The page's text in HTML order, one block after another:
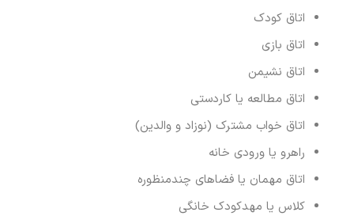
اتاق کودک
اتاق بازی
اتاق نشیمن
اتاق مطالعه یا کاردستی
اتاق خواب مشترک (نوزاد و والدین)
راهرو یا ورودی خانه
اتاق مهمان یا فضاهای چندمنظوره
کلاس یا مهدکودک خانگی